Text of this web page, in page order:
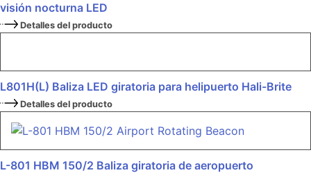
visión nocturna LED
Detalles del producto
L801H(L) Baliza LED giratoria para helipuerto Hali-Brite
Detalles del producto
L-801 HBM 150/2 Baliza giratoria de aeropuerto